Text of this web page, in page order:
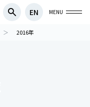
EN MENU
2016年